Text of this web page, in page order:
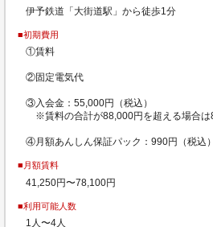
伊予鉄道「大街道駅」から徒歩1分
■初期費用
①賃料
②固定電気代
③入会金：55,000円（税込）
※賃料の合計が88,000円を超える場合は
④月額あんしん保証パック：990円（税込）
■月額賃料
41,250円〜78,100円
■利用可能人数
1人〜4人